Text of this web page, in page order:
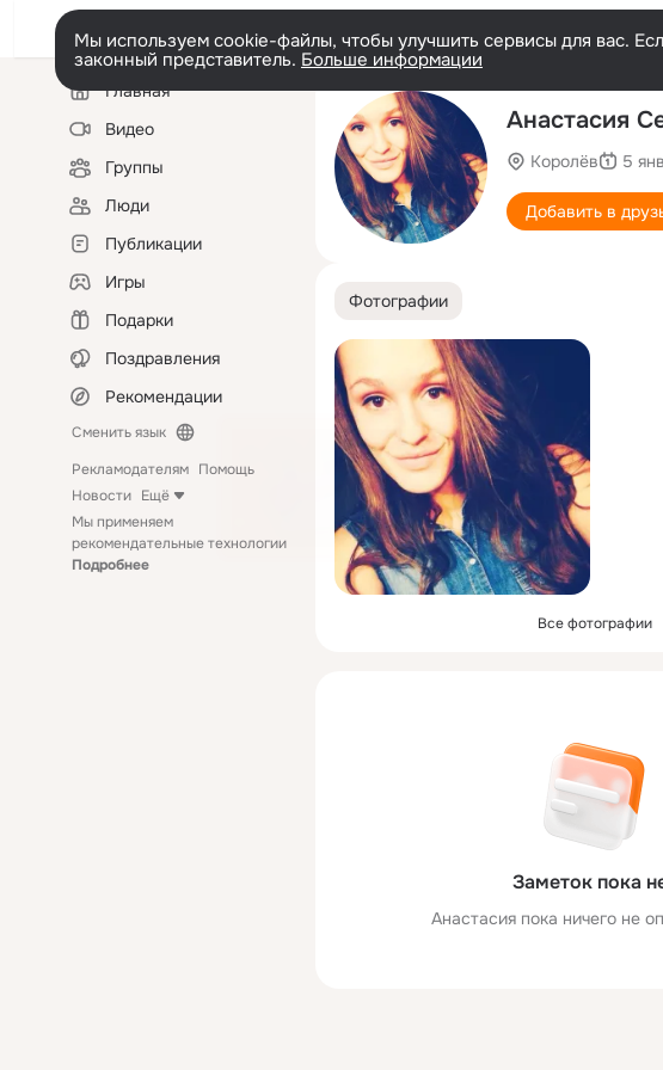
Мы используем cookie-файлы, чтобы улучшить сервисы для вас.
законный представитель. Больше информации
Левая
колонкаГлавная
Видео
Группы
Люди
Публикации
Игры
Подарки
Поздравления
Рекомендации
Сменить язык
Рекламодателям Помощь
Новости Ещё
Мы применяем
рекомендательные технологии
Подробнее
Анастасия
Королёв 5
Добавить в
Фотографии
Все фотографии
Заметок пока
Анастасия пока ничего не